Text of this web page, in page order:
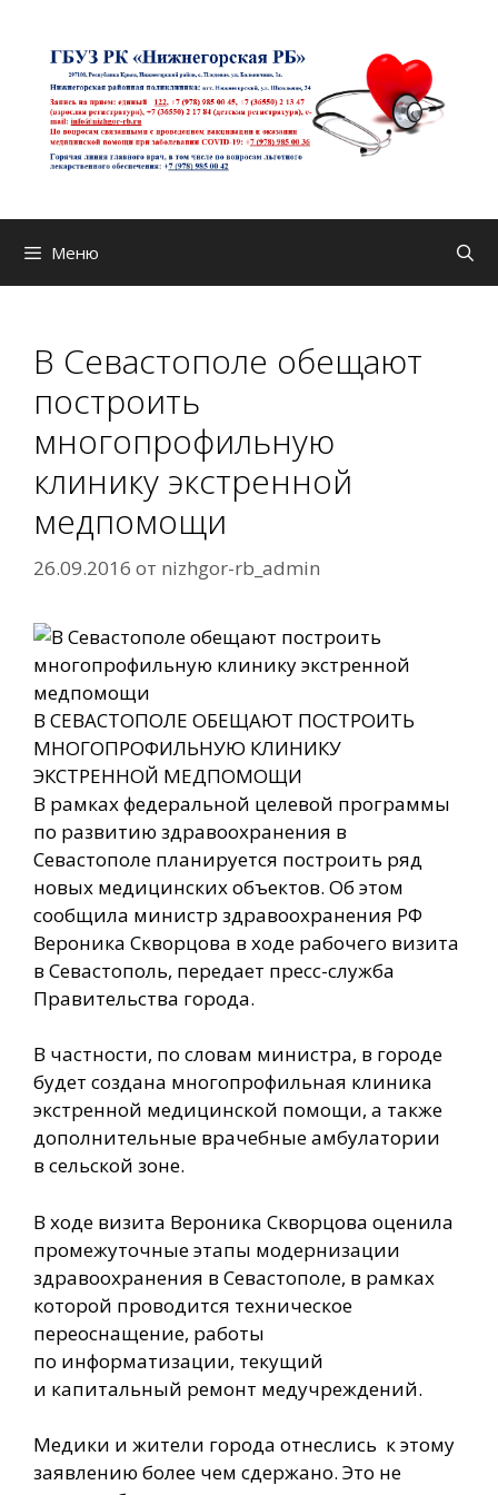
содержимому
Меню
В Севастополе обещают
построить
многопрофильную
клинику экстренной
медпомощи
26.09.2016 от nizhgor-rb_admin
В СЕВАСТОПОЛЕ ОБЕЩАЮТ ПОСТРОИТЬ
МНОГОПРОФИЛЬНУЮ КЛИНИКУ
ЭКСТРЕННОЙ МЕДПОМОЩИ
В рамках федеральной целевой программы
по развитию здравоохранения в
Севастополе планируется построить ряд
новых медицинских объектов. Об этом
сообщила министр здравоохранения РФ
Вероника Скворцова в ходе рабочего визита
в Севастополь, передает пресс-служба
Правительства города.
В частности, по словам министра, в городе
будет создана многопрофильная клиника
экстренной медицинской помощи, а также
дополнительные врачебные амбулатории
в сельской зоне.
В ходе визита Вероника Скворцова оценила
промежуточные этапы модернизации
здравоохранения в Севастополе, в рамках
которой проводится техническое
переоснащение, работы
по информатизации, текущий
и капитальный ремонт медучреждений.
Медики и жители города отнеслись к этому
заявлению более чем сдержано. Это не